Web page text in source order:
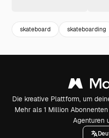
skateboard skateboarding
Die kreative Plattform, um
Mehr als 1 Million
Agenturen